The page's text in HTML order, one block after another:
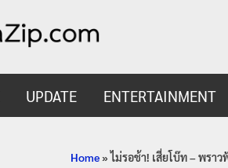
UPDATE ENTERTAINMENT
Home»ไม่รอช้า! เสี่ยโบ๊ท – พรา